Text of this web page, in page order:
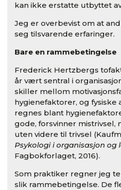
kan ikke erstatte utbyttet
Jeg er overbevist om at
seg tilsvarende erfaringer.
Bare en rammebetingelse
Frederick Hertzbergs
år vært sentral i
skiller mellom
hygienefaktorer, og
regnes blant
gode, forsvinner mistrivsel,
uten videre til trivsel
Psykologi i organisasjon og
Fagbokforlaget, 2016).
Som praktiker regner jeg
slik rammebetingelse. De